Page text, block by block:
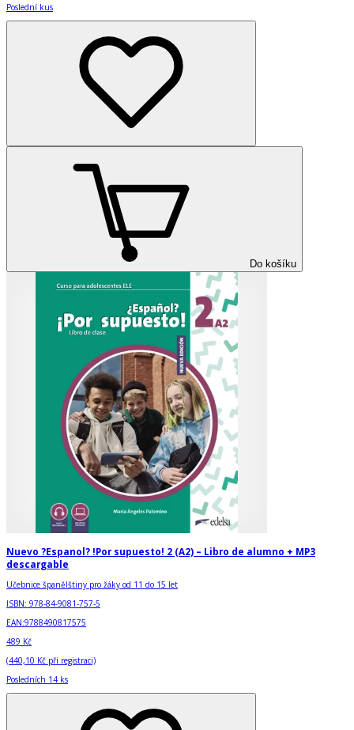
Poslední kus
Do košíku
Nuevo ?Espanol? !Por supuesto! 2 (A2) – Libro de alumno + MP3
descargable
Učebnice španělštiny pro žáky od 11 do 15 let
ISBN: 978-84-9081-757-5
EAN:9788490817575
489 Kč
(440,10 Kč při registraci)
Posledních 14 ks